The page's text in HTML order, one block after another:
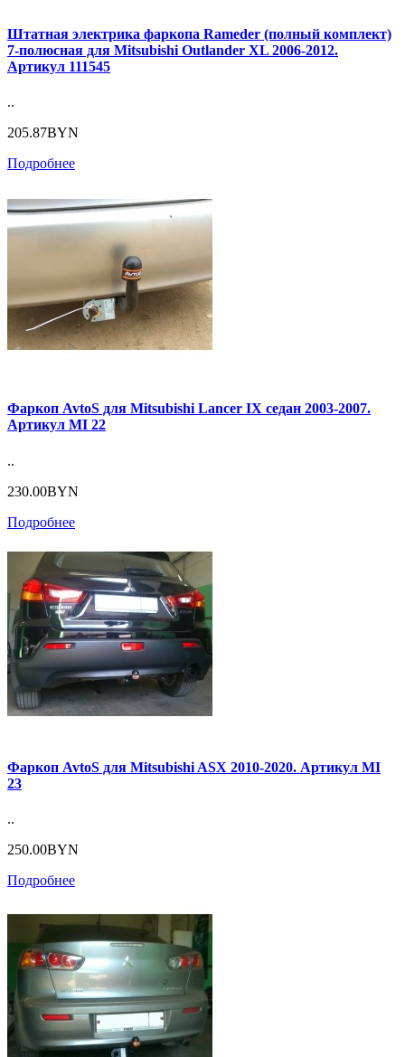
Штатная электрика фаркопа Rameder (полный комплект)
7-полюсная для Mitsubishi Outlander XL 2006-2012.
Артикул 111545
..
205.87BYN
Подробнее
Фаркоп AvtoS для Mitsubishi Lancer IX седан 2003-2007.
Артикул MI 22
..
230.00BYN
Подробнее
Фаркоп AvtoS для Mitsubishi ASX 2010-2020. Артикул MI
23
..
250.00BYN
Подробнее